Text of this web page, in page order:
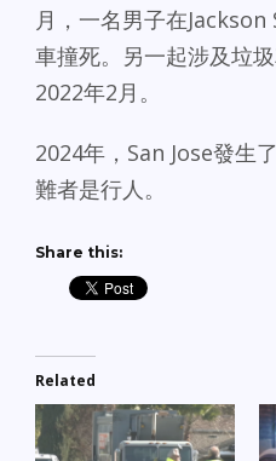
月，一名男子在
車撞死。另一起涉及垃
2022年2月。
2024年，San Jose發生
難者是行人。
Share this:
Related